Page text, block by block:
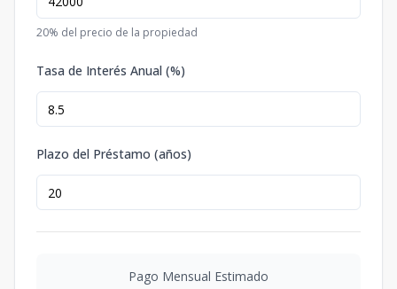
20% del precio de la propiedad
Tasa de Interés Anual (%)
Plazo del Préstamo (años)
Pago Mensual Estimado